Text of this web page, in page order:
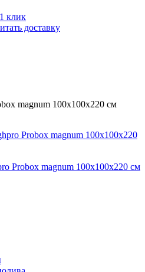
клик
доставку
magnum 100х100х220 см
Probox magnum 100х100х220 см